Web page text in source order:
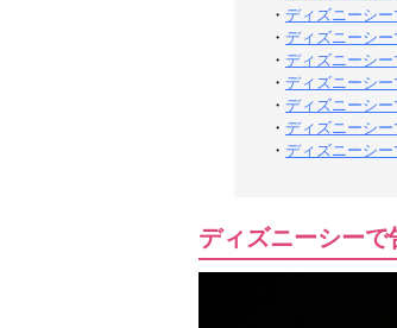
・ ディズニーシ
・ ディズニーシ
・ ディズニーシ
・ ディズニーシ
・ ディズニーシ
・ ディズニーシ
・ ディズニーシ
ディズニーシー